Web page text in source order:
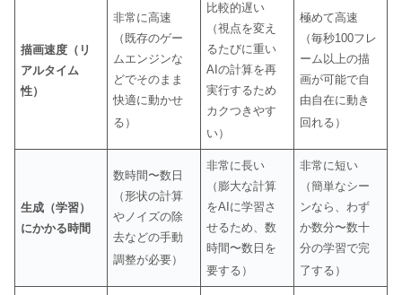
描画速度（リ
アルタイム
性）
非常に高速
（既存のゲー
ムエンジンな
どでそのまま
快適に動かせ
る）
比較的遅い
（視点を変え
るたびに重い
AIの計算を再
実行するため
カクつきやす
い）
極めて高速
（毎秒100フレ
ーム以上の描
画が可能で自
由自在に動き
回れる）
生成（学習）
にかかる時間
数時間〜数日
（形状の計算
やノイズの除
去などの手動
調整が必要）
非常に長い
（膨大な計算
をAIに学習さ
せるため、数
時間〜数日を
要する）
非常に短い
（簡単なシー
ンなら、わず
か数分〜数十
分の学習で完
了する）